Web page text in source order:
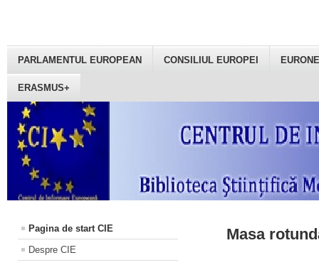
PARLAMENTUL EUROPEAN CONSILIUL EUROPEI
ERASMUS+
Pagina de start CIE
Despre CIE
Masa